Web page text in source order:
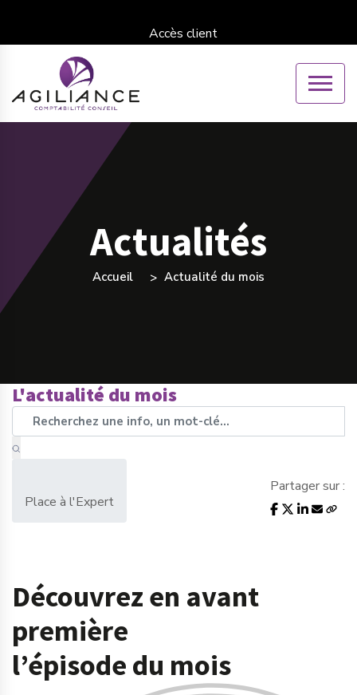
Accès client
Actualités
Accueil Actualité du mois
L'actualité du mois
Place à l'Expert
Partager sur :
Découvrez en avant
première
l’épisode du mois